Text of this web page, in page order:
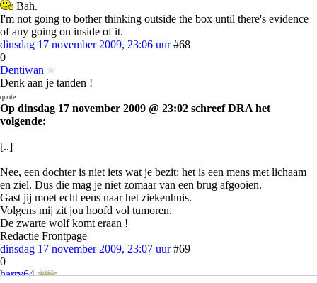
Bah.
I'm not going to bother thinking outside the box until there's evidence
of any going on inside of it.
dinsdag 17 november 2009, 23:06 uur #68
0
Dentiwan
Denk aan je tanden !
quote:
Op dinsdag 17 november 2009 @ 23:02 schreef DRA het
volgende:
[..]
Nee, een dochter is niet iets wat je bezit: het is een mens met lichaam
en ziel. Dus die mag je niet zomaar van een brug afgooien.
Gast jij moet echt eens naar het ziekenhuis.
Volgens mij zit jou hoofd vol tumoren.
De zwarte wolf komt eraan !
Redactie Frontpage
dinsdag 17 november 2009, 23:07 uur #69
0
harry64